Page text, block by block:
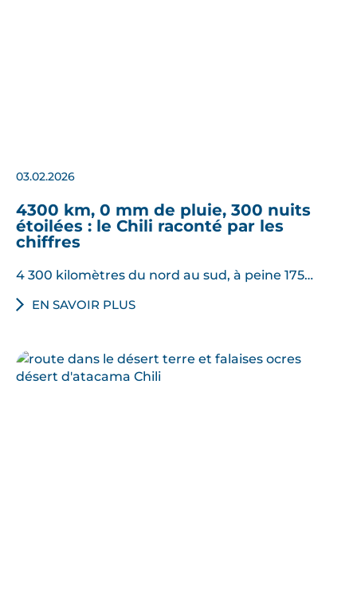
03.02.2026
4300 km, 0 mm de pluie, 300 nuits
étoilées : le Chili raconté par les
chiffres
4 300 kilomètres du nord au sud, à peine 175…
EN SAVOIR PLUS